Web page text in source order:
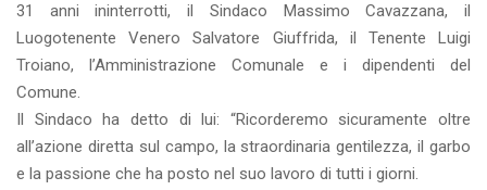
31 anni ininterrotti, il Sindaco Massimo Cavazzana, il
Luogotenente Venero Salvatore Giuffrida, il Tenente Luigi
Troiano, l’Amministrazione Comunale e i dipendenti del
Comune.
Il Sindaco ha detto di lui: “Ricorderemo sicuramente oltre
all’azione diretta sul campo, la straordinaria gentilezza, il garbo
e la passione che ha posto nel suo lavoro di tutti i giorni.